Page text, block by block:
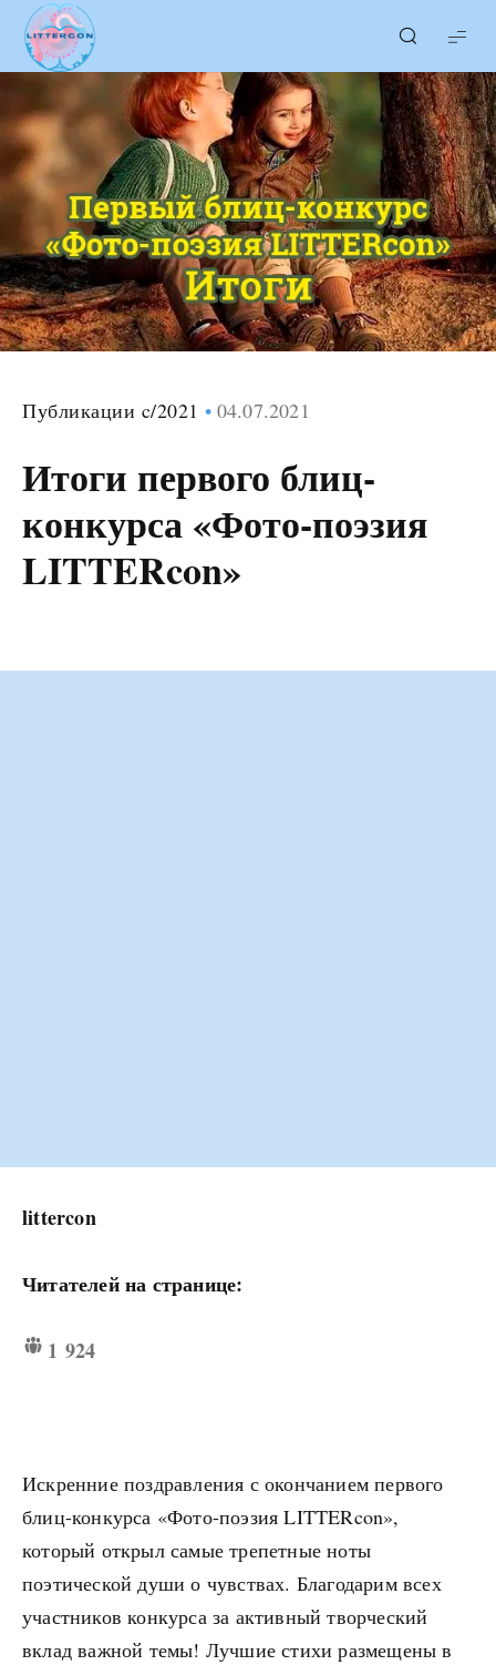
LITTERcon
Публикации c/2021 04.07.2021
Итоги первого блиц-
конкурса «Фото-поэзия
LITTERcon»
littercon
Читателей на странице:
1 924
Искренние поздравления с окончанием первого
блиц-конкурса «Фото-поэзия LITTERcon»,
который открыл самые трепетные ноты
поэтической души о чувствах. Благодарим всех
участников конкурса за активный творческий
вклад важной темы! Лучшие стихи размещены в